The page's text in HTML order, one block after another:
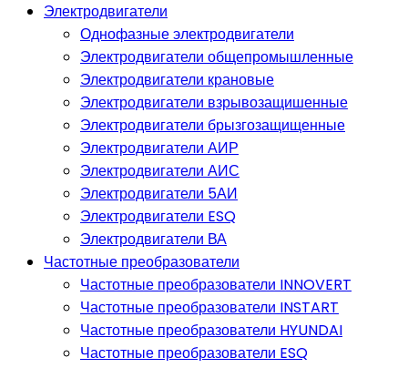
Электродвигатели
Однофазные электродвигатели
Электродвигатели общепромышленные
Электродвигатели крановые
Электродвигатели взрывозащишенные
Электродвигатели брызгозащищенные
Электродвигатели АИР
Электродвигатели АИС
Электродвигатели 5АИ
Электродвигатели ESQ
Электродвигатели ВА
Частотные преобразователи
Частотные преобразователи INNOVERT
Частотные преобразователи INSTART
Частотные преобразователи HYUNDAI
Частотные преобразователи ESQ